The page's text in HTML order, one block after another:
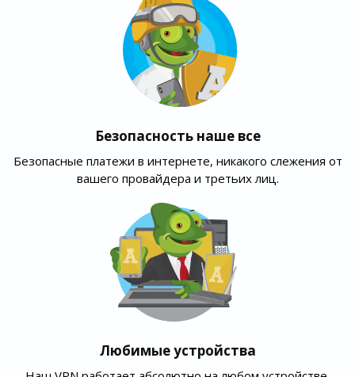
Безопасность наше все
Безопасные платежи в интернете, никакого слежения от
вашего провайдера и третьих лиц.
Любимые устройства